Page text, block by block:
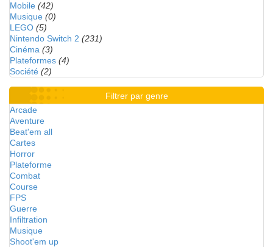
Mobile (42)
Musique (0)
LEGO (5)
Nintendo Switch 2 (231)
Cinéma (3)
Plateformes (4)
Société (2)
Filtrer par genre
Arcade
Aventure
Beat'em all
Cartes
Horror
Plateforme
Combat
Course
FPS
Guerre
Infiltration
Musique
Shoot'em up